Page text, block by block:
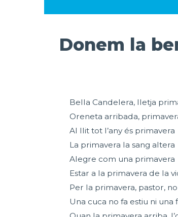
Donem la
Bella Candelera, lletja
Oreneta arribada,
Al llit tot l’any és primavera
La primavera la sang altera
Alegre com una primavera
Estar a la primavera de la
Per la primavera, pastor,
Una cuca no fa estiu ni una